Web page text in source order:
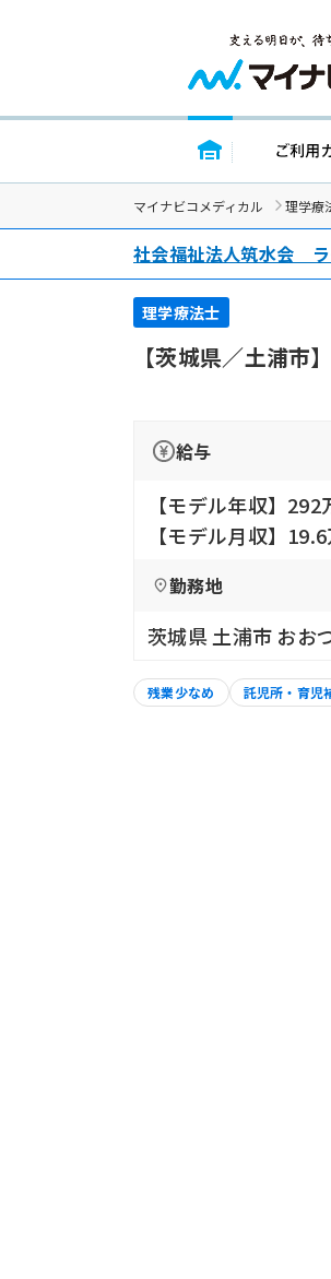
トップページ
マイナビコメディカル 理学療
社会福祉法人筑水会
理学療法士
【茨城県／土浦
給与
【モデル年収】
【モデル月収】
勤務地
茨城県 土浦市 おお
残業少なめ 託児所・育児